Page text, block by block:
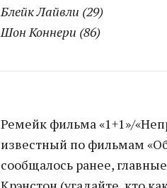
Блейк Лайвли (29)
Шон Коннери (86)
Ремейк фильма «1+1»/
известный по фильмам
сообщалось ранее,